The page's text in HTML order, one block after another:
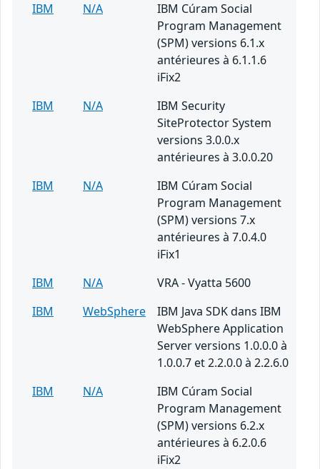
IBM N/A
IBM Cúram Social
Program Management
(SPM) versions 6.1.x
antérieures à 6.1.1.6
iFix2
IBM
N/A
IBM Security
SiteProtector System
versions 3.0.0.x
antérieures à 3.0.0.20
IBM
N/A
IBM Cúram Social
Program Management
(SPM) versions 7.x
antérieures à 7.0.4.0
iFix1
IBM
N/A
VRA - Vyatta 5600
IBM
WebSphere
IBM Java SDK dans IBM
WebSphere Application
Server versions 1.0.0.0 à
1.0.0.7 et 2.2.0.0 à 2.2.6.0
IBM
N/A
IBM Cúram Social
Program Management
(SPM) versions 6.2.x
antérieures à 6.2.0.6
iFix2